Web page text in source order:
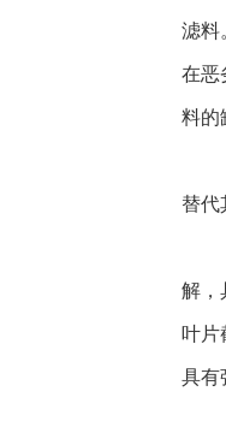
滤料
在恶
料的
替代
解，
叶片
具有